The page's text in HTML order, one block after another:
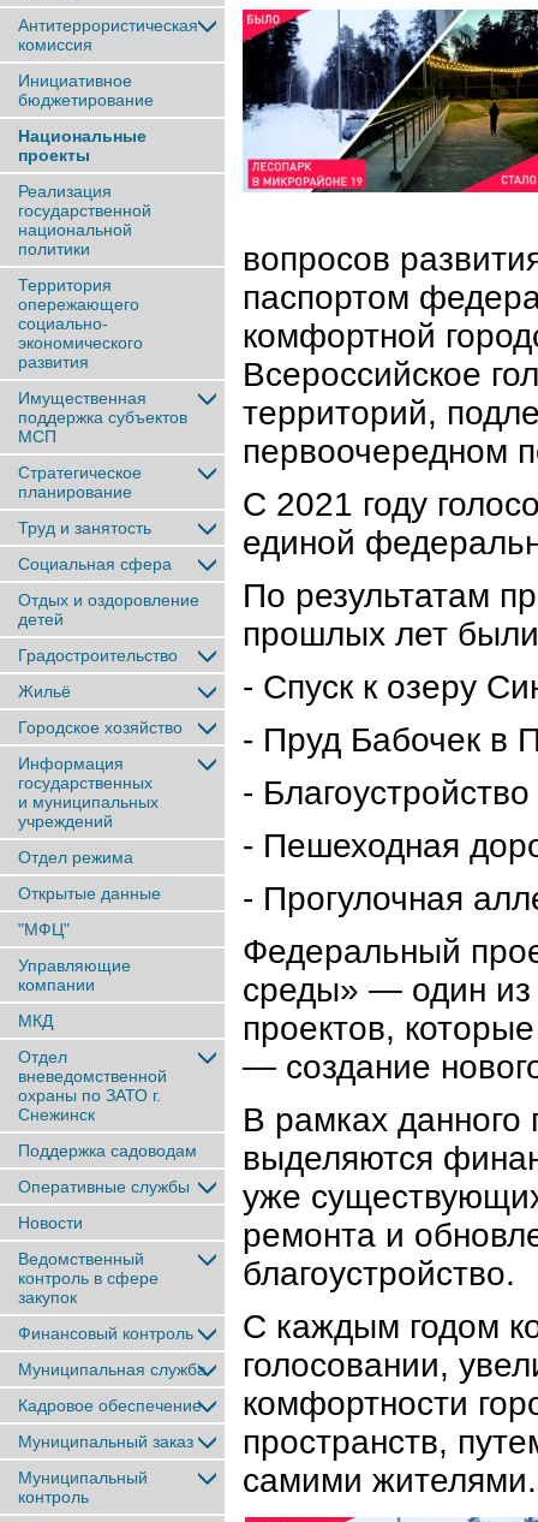
Антитеррористическая
комиссия
Инициативное
бюджетирование
Национальные
проекты
Реализация
государственной
национальной
политики
Территория
опережающего
социально-
экономического
развития
Имущественная
поддержка субъектов
МСП
Стратегическое
планирование
Труд и занятость
Социальная сфера
Отдых и оздоровление
детей
Градостроительство
Жильё
Городское хозяйство
Информация
государственных
и муниципальных
учреждений
Отдел режима
Открытые данные
"МФЦ"
Управляющие
компании
МКД
Отдел
вневедомственной
охраны по ЗАТО г.
Снежинск
Поддержка садоводам
Оперативные службы
Новости
Ведомственный
контроль в сфере
закупок
Финансовый контроль
Муниципальная служба
Кадровое обеспечение
Муниципальный заказ
Муниципальный
контроль
вопросов
паспортом
комфортной
Всероссийское
территорий,
первоочередном
С 2021 году
единой
По результатам
прошлых лет были
- Спуск к озеру
- Пруд Бабочек в
-
- Пешеходная
- Прогулочная
Федеральный
среды» — один
проектов,
— создание
В рамках данного
выделяются
уже
ремонта и
благоустройство.
С каждым годом
голосовании,
комфортности
пространств,
самими жителями.